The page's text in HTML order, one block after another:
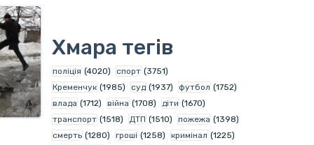
Хмара тегів
поліція (4020) спорт (3751)
Кременчук (1985) суд (1937) футбол (1752)
влада (1712) війна (1708) діти (1670)
транспорт (1518) ДТП (1510) пожежа (1398)
смерть (1280) гроші (1258) кримінал (1225)